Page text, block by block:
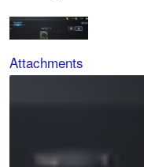
Attachments